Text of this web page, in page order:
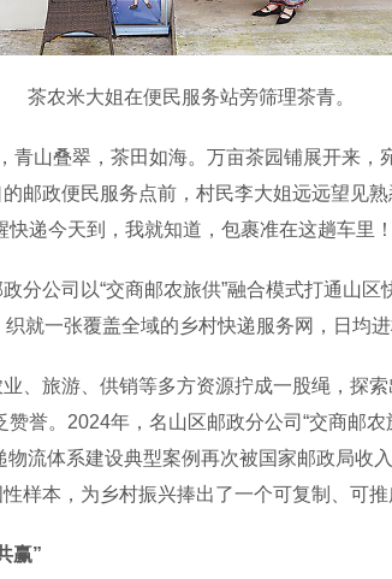
茶农米大姐在便民服务站旁筛理茶青。
山叠翠，茶田如海。万亩茶园铺展开来，
邮政便民服务点前，村民李大姐远远望见
递今天到，我就知道，包裹准在这趟车里
公司以“交商邮农旅供”融合模式打通山区
就一张覆盖全域的乡村快递服务网，日均进
旅游、供销等多方资源拧成一股绳，探索
赞誉。2024年，名山区邮政分公司“交商邮
流体系建设典型案例再次被国家邮政局收
样本，为乡村振兴捧出了一个可复制、可推
赢”